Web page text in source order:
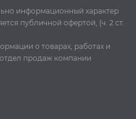
информационный характер
публичной офертой, (ч. 2 ст.
о товарах, работах и
продаж компании